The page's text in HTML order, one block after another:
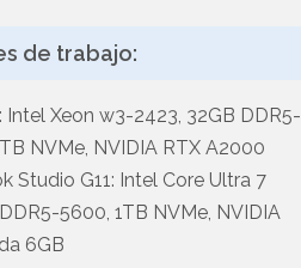
de trabajo:
Intel Xeon w3-2423, 32GB DDR5-
NVMe, NVIDIA RTX A2000
Studio G11: Intel Core Ultra 7
5600, 1TB NVMe, NVIDIA
6GB